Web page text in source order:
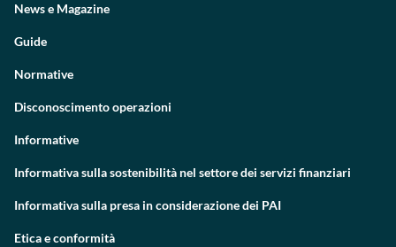
News e Magazine
Guide
Normative
Disconoscimento operazioni
Informative
Informativa sulla sostenibilità nel settore dei servizi finanziari
Informativa sulla presa in considerazione dei PAI
Etica e conformità